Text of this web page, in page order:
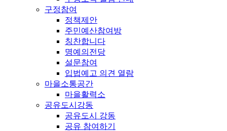
구정참여
정책제안
주민예산참여방
칭찬합니다
명예의전당
설문참여
입법예고 의견 열람
마을소통공간
마을활력소
공유도시강동
공유도시 강동
공유 참여하기